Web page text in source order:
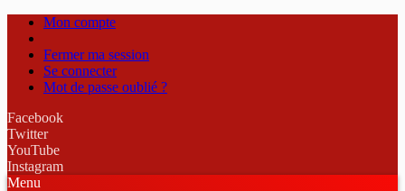
Mon compte
Fermer ma session
Se connecter
Mot de passe oublié ?
Facebook
Twitter
YouTube
Instagram
Menu